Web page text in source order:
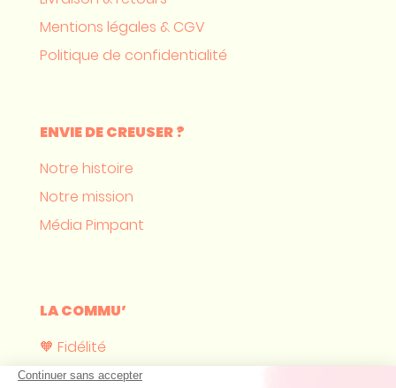
Mentions légales & CGV
Politique de confidentialité
ENVIE DE CREUSER ?
Notre histoire
Notre mission
Média Pimpant
LA COMMU’
🧡 Fidélité
Où nous trouver ?